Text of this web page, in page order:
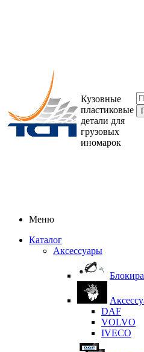
Кузовные
пластиковые
детали для
грузовых
иномарок
Меню
Каталог
Аксессуары
DAF
VOLVO
IVECO